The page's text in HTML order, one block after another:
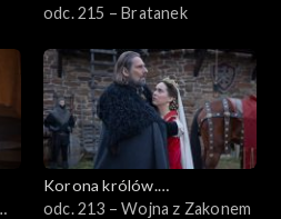
Jagiellonowie
odc. 215 – Bratanek
Korona królów.
Jagiellonowie
odc. 213 – Wojna z Zakonem